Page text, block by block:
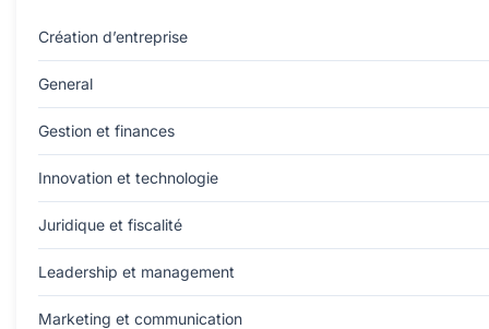
Création d’entreprise
General
Gestion et finances
Innovation et technologie
Juridique et fiscalité
Leadership et management
Marketing et communication